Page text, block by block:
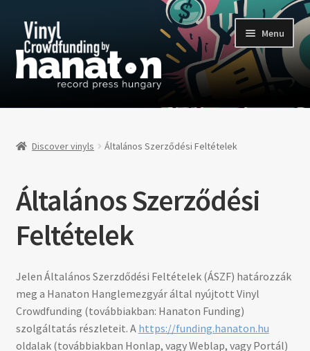
Skip
to
navigation
Skip
to
content
Menu
Discover vinyls
For supporters
Discover vinyls Általános Szerződési Feltételek
Általános Szerződési
Feltételek
Jelen Általános Szerzdődési Feltételek (ÁSZF) határozzák
meg a Hanaton Hanglemezgyár által nyújtott Vinyl
Crowdfunding (továbbiakban: Hanaton Funding)
szolgáltatás részleteit. A https://funding.hanaton.hu
oldalak (továbbiakban Honlap, vagy Weblap, vagy Portál)